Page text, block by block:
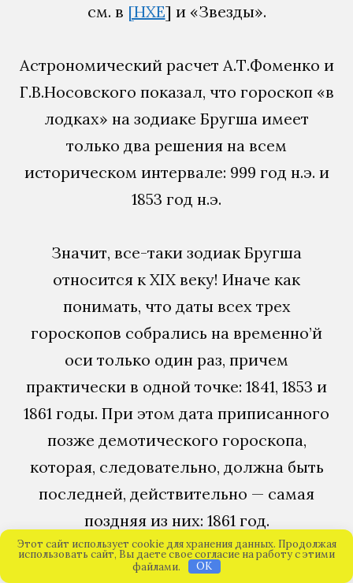
см. в [НХЕ] и «Звезды».
Астрономический расчет А.Т.Фоменко и
Г.В.Носовского показал, что гороскоп «в
лодках» на зодиаке Бругша имеет
только два решения на всем
историческом интервале: 999 год н.э. и
1853 год н.э.
Значит, все-таки зодиак Бругша
относится к XIX веку! Иначе как
понимать, что даты всех трех
гороскопов собрались на временно’й
оси только один раз, причем
практически в одной точке: 1841, 1853 и
1861 годы. При этом дата приписанного
позже демотического гороскопа,
которая, следовательно, должна быть
последней, действительно — самая
поздняя из них: 1861 год.
Возможных решений у каждого из трех
Этот сайт использует cookie для хранения данных. Продолжая
использовать сайт, Вы даете свое согласие на работу с этими
файлами.
OK